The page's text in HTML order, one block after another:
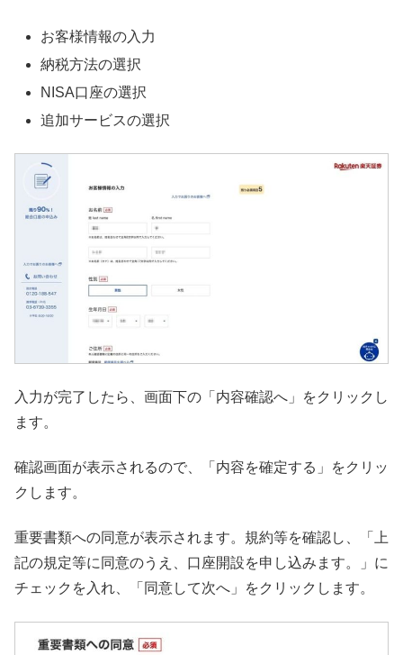
お客様情報の入力
納税方法の選択
NISA口座の選択
追加サービスの選択
入力が完了したら、画面下の「内容確認へ」をクリックし
ます。
確認画面が表示されるので、「内容を確定する」をクリッ
クします。
重要書類への同意が表示されます。規約等を確認し、「上
記の規定等に同意のうえ、口座開設を申し込みます。」に
チェックを入れ、「同意して次へ」をクリックします。